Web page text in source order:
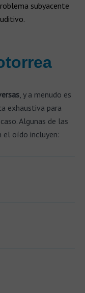
subyacente
, y a menudo es
exhaustiva para
Algunas de las
el oído incluyen: